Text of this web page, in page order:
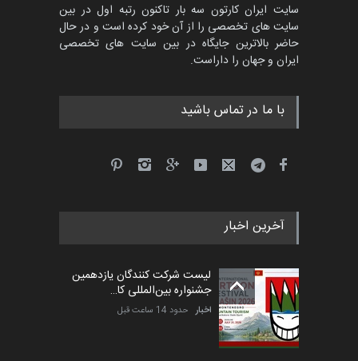
سایت ایران کارتون سه بار تاکنون رتبه اول در بین
سایت های تخصصی را از آن خود کرده است و در حال
حاضر بالاترین جایگاه در بین سایت های تخصصی
ایران و جهان را داراست.
با ما در تماس باشید
آخرین اخبار
لیست شرکت کنندگان یازدهمین
جشنواره بین‌المللی کا…
اخبار حدود 14 ساعت قبل